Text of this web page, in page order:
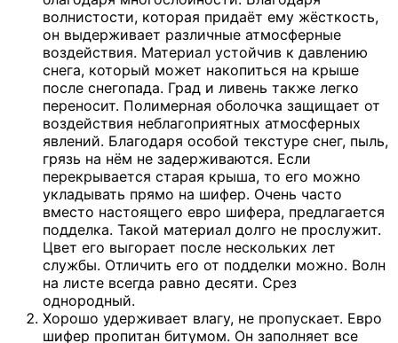
волнистости, которая придаёт ему жёсткость,
он выдерживает различные атмосферные
воздействия. Материал устойчив к давлению
снега, который может накопиться на крыше
после снегопада. Град и ливень также легко
переносит. Полимерная оболочка защищает от
воздействия неблагоприятных атмосферных
явлений. Благодаря особой текстуре снег, пыль,
грязь на нём не задерживаются. Если
перекрывается старая крыша, то его можно
укладывать прямо на шифер. Очень часто
вместо настоящего евро шифера, предлагается
подделка. Такой материал долго не прослужит.
Цвет его выгорает после нескольких лет
службы. Отличить его от подделки можно. Волн
на листе всегда равно десяти. Срез
однородный.
Хорошо удерживает влагу, не пропускает. Евро
шифер пропитан битумом. Он заполняет все